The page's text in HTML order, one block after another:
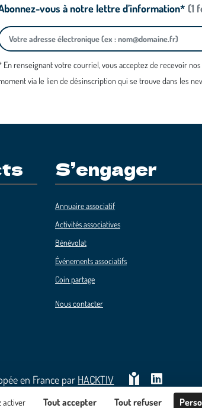
vous à notre lettre d’information* (1
En renseignant votre courriel, vous acceptez de recevoir
via le lien de désinscription qui se trouve dans les
S’engager
Annuaire associatif
Activités associatives
Bénévolat
Événements associatifs
Coin partage
Nous contacter
en France par HACKTIV
activer Tout accepter Tout refuser